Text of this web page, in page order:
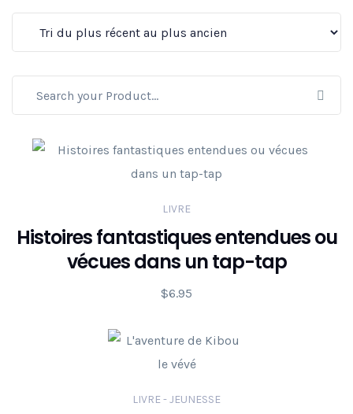
LIVRE
Histoires fantastiques entendues ou
vécues dans un tap-tap
$6.95
LIVRE - JEUNESSE